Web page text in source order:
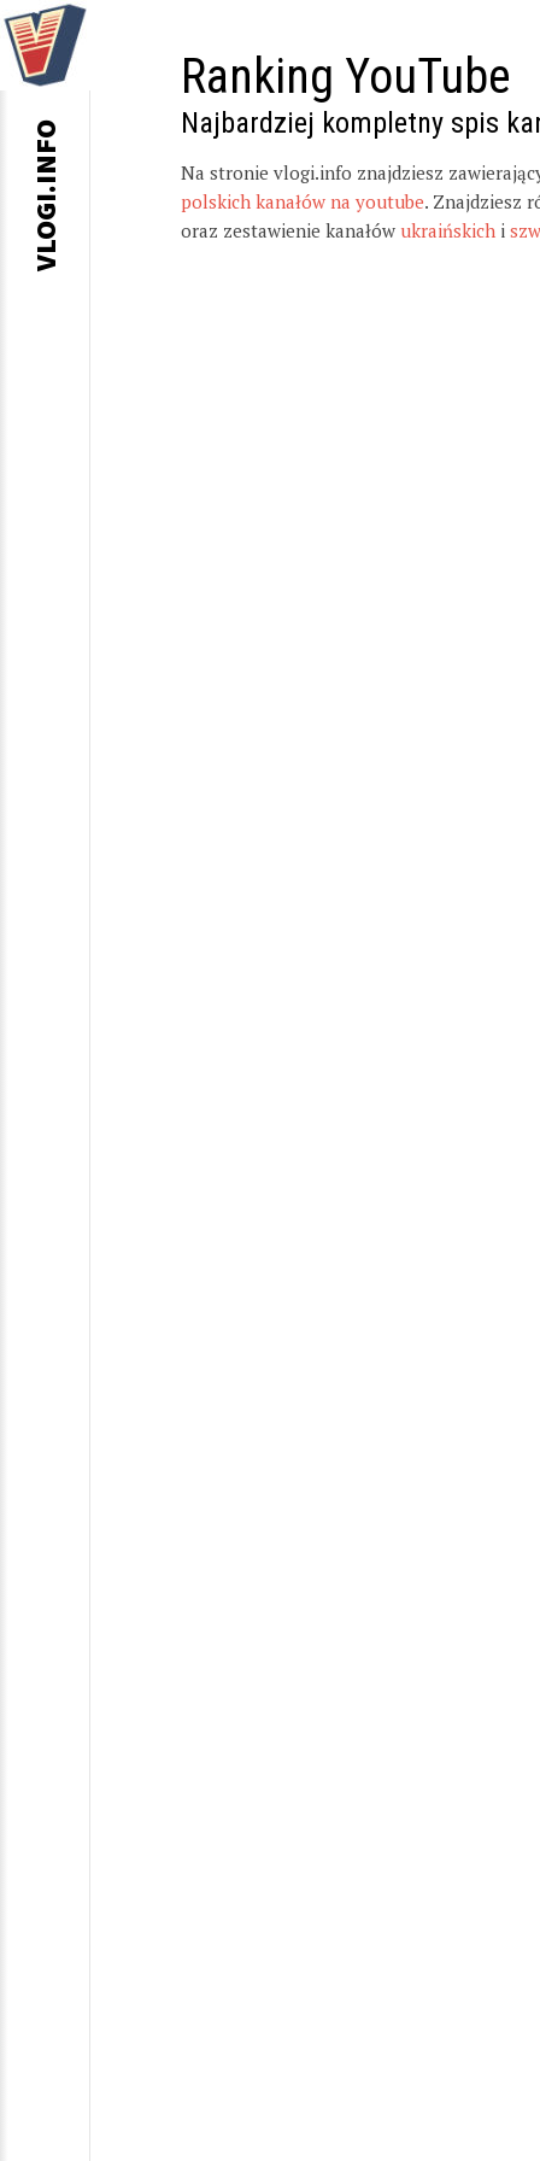
Ranking YouTube
Najbardziej kompletny spis
Na stronie vlogi.info znajdziesz
polskich kanałów na youtube. Znajdziesz
oraz zestawienie kanałów ukraińskich i
VLOGI.INFO